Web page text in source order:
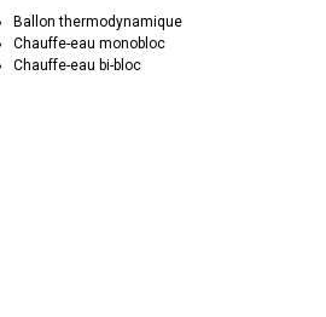
Ballon thermodynamique
Chauffe-eau monobloc
Chauffe-eau bi-bloc